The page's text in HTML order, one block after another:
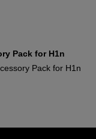
Pack for H1n
Pack for H1n